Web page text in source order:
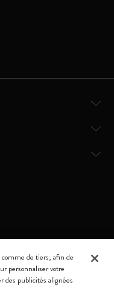
de tiers, afin de
personnaliser votre
des publicités alignées